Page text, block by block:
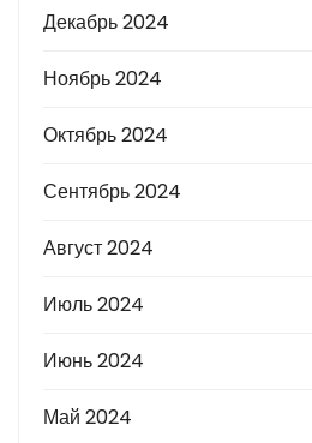
Декабрь 2024
Ноябрь 2024
Октябрь 2024
Сентябрь 2024
Август 2024
Июль 2024
Июнь 2024
Май 2024